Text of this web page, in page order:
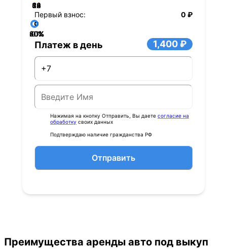
12
24
36
48
60
72
84
Первый взнос:
0 ₽
0%
20%
40%
60%
80%
Платеж в день 1,400 ₽
Нажимая на кнопку Отправить, Вы даете согласие на
обработку своих данных
Подтверждаю наличие гражданства РФ
Отправить
Преимущества аренды авто под выкуп